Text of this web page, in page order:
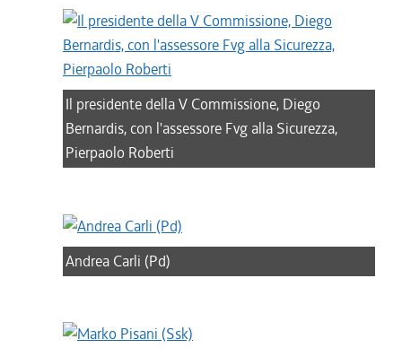
Il presidente della V Commissione, Diego
Bernardis, con l'assessore Fvg alla Sicurezza,
Pierpaolo Roberti
Andrea Carli (Pd)